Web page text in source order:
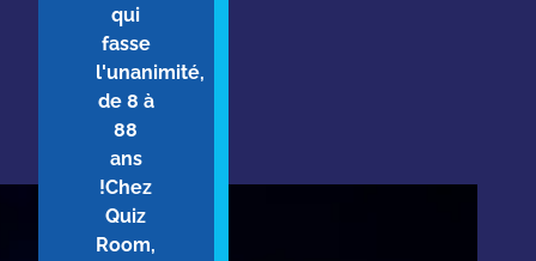
qui
fasse
l'unanimité,
de 8 à
88
ans
!Chez
Quiz
Room,